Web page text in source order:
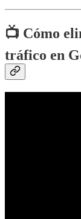
📺 Cómo
tráfico en